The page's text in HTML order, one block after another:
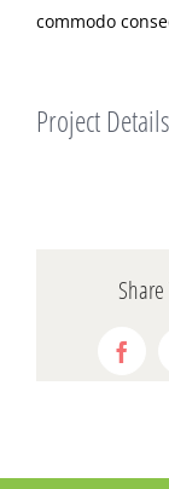
commodo
Project Details